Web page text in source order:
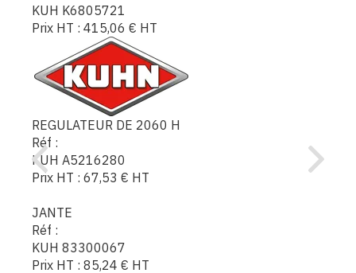
KUH K6805721
Prix HT : 415,06 € HT
REGULATEUR DE 2060 H
Réf :
KUH A5216280
Prix HT : 67,53 € HT
JANTE
Réf :
KUH 83300067
Prix HT : 85,24 € HT